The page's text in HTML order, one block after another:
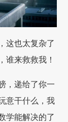
这也太复杂了
谁来救救我！
，递给了你一
意干什么，我
学能解决的了